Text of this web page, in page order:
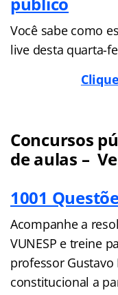
Você sabe como
live desta quarta-
Concursos
de aulas –
1001
Acompanhe a
VUNESP e treine
professor
constitucional a